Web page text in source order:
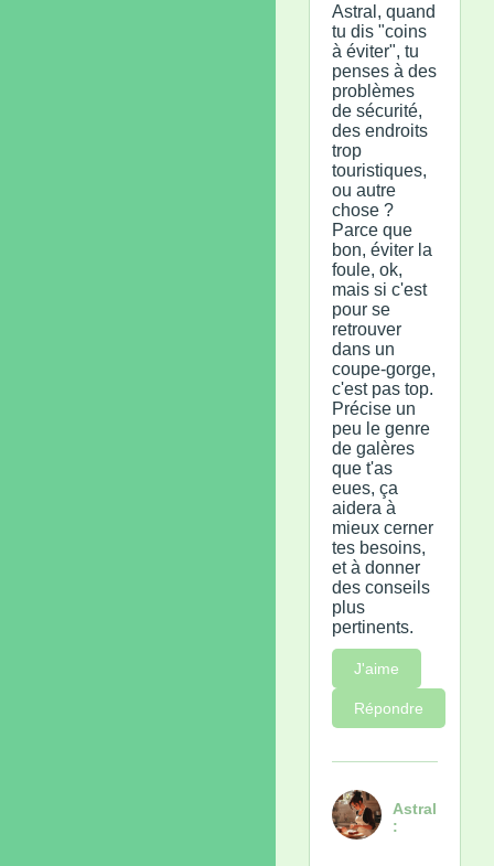
Astral, quand
tu dis "coins
à éviter", tu
penses à des
problèmes
de sécurité,
des endroits
trop
touristiques,
ou autre
chose ?
Parce que
bon, éviter la
foule, ok,
mais si c'est
pour se
retrouver
dans un
coupe-gorge,
c'est pas top.
Précise un
peu le genre
de galères
que t'as
eues, ça
aidera à
mieux cerner
tes besoins,
et à donner
des conseils
plus
pertinents.
J'aime
Répondre
Astral
: